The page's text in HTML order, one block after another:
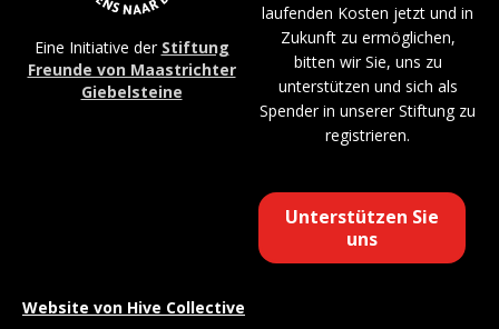
laufenden Kosten jetzt und in
Zukunft zu ermöglichen,
bitten wir Sie, uns zu
unterstützen und sich als
Spender in unserer Stiftung zu
registrieren.
Unterstützen Sie
uns
Eine Initiative der Stiftung
Freunde von Maastrichter
Giebelsteine
Website von Hive Collective